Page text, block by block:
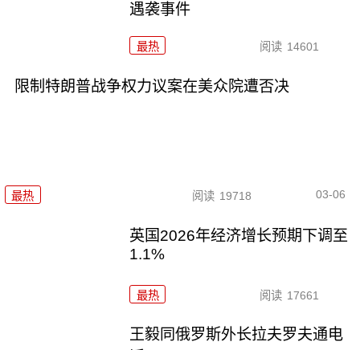
遇袭事件
最热 阅读 14601
限制特朗普战争权力议案在美众院遭否决
最热 阅读 19718 03-06
英国2026年经济增长预期下调至
1.1%
最热 阅读 17661
王毅同俄罗斯外长拉夫罗夫通电